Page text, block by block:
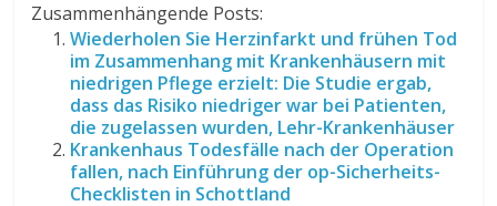
Zusammenhängende Posts:
Wiederholen Sie Herzinfarkt und frühen Tod
im Zusammenhang mit Krankenhäusern mit
niedrigen Pflege erzielt: Die Studie ergab,
dass das Risiko niedriger war bei Patienten,
die zugelassen wurden, Lehr-Krankenhäuser
Krankenhaus Todesfälle nach der Operation
fallen, nach Einführung der op-Sicherheits-
Checklisten in Schottland